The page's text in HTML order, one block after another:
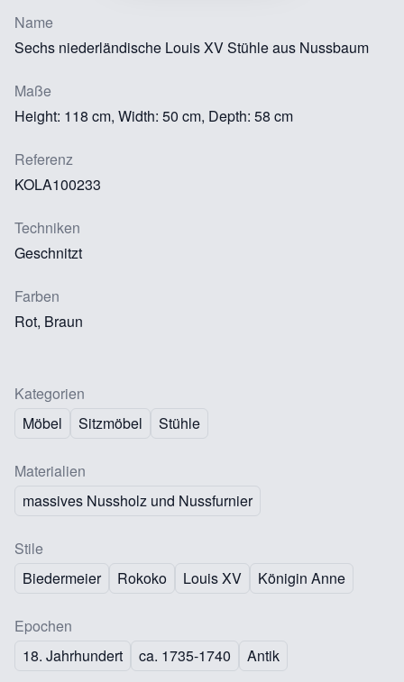
Name
Sechs niederländische Louis XV Stühle aus Nussbaum
Maße
Height: 118 cm, Width: 50 cm, Depth: 58 cm
Referenz
KOLA100233
Techniken
Geschnitzt
Farben
Rot, Braun
Kategorien
Möbel
Sitzmöbel Stühle
Materialien
massives Nussholz und Nussfurnier
Stile
Biedermeier
Rokoko Louis XV Königin Anne
Epochen
18. Jahrhundert
ca. 1735-1740 Antik